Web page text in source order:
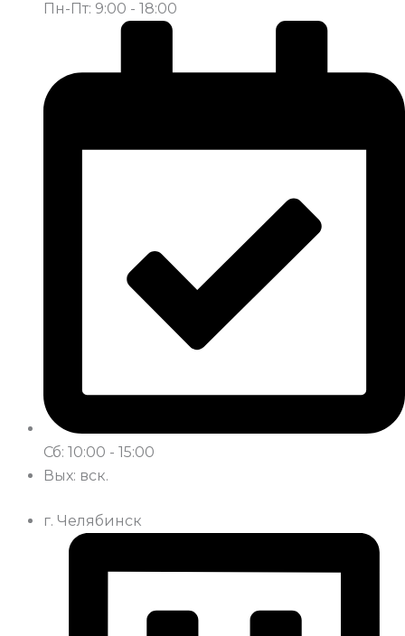
Пн-Пт: 9:00 - 18:00
Сб: 10:00 - 15:00
Вых: вск.
г. Челябинск